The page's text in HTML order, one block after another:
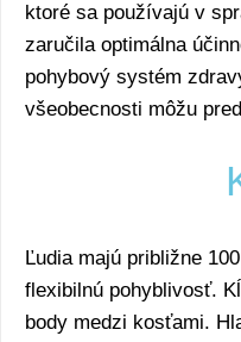
ktoré sa používajú v
zaručila optimálna
pohybový systém
všeobecnosti môžu
Ľudia majú približne
flexibilnú pohyblivosť.
body medzi kosťami.